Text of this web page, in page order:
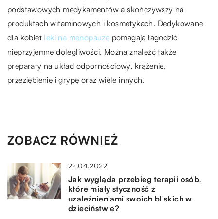
podstawowych medykamentów a skończywszy na
produktach witaminowych i kosmetykach. Dedykowane
dla kobiet leki na menopauzę pomagają łagodzić
nieprzyjemne dolegliwości. Można znaleźć także
preparaty na układ odpornościowy, krążenie,
przeziębienie i grypę oraz wiele innych.
ZOBACZ RÓWNIEŻ
22.04.2022
Jak wygląda przebieg terapii osób,
które miały styczność z
uzależnieniami swoich bliskich w
dzieciństwie?